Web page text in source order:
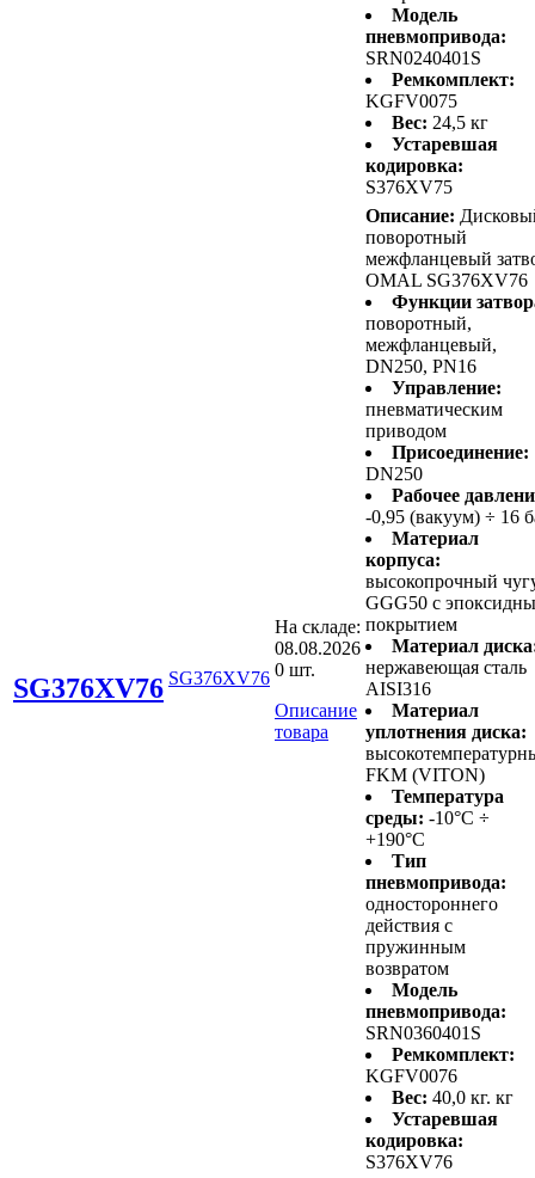
Модель
пневмопривода:
SRN0240401S
Ремкомплект:
KGFV0075
Вес: 24,5 кг
Устаревшая
кодировка:
S376XV75
SG376XV76 SG376XV76
На складе:
08.08.2026
0 шт.
Описание
товара
Описание:
поворотный
межфланцевый
OMAL SG376XV76
Функции
поворотный,
межфланцевый,
DN250, PN16
Управление:
пневматическим
приводом
Присоединение:
DN250
Рабочее
-0,95 (вакуум) ÷ 16
Материал
корпуса:
высокопрочный
GGG50 с
покрытием
Материал
нержавеющая сталь
AISI316
Материал
уплотнения диска:
FKM (VITON)
Температура
среды: -10°C ÷
+190°C
Тип
пневмопривода:
одностороннего
действия с
пружинным
возвратом
Модель
пневмопривода:
SRN0360401S
Ремкомплект:
KGFV0076
Вес: 40,0 кг. кг
Устаревшая
кодировка:
S376XV76